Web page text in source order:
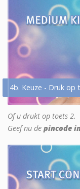
4b. Keuze - Druk op
Of u drukt op toets 2.
Geef nu de pincode